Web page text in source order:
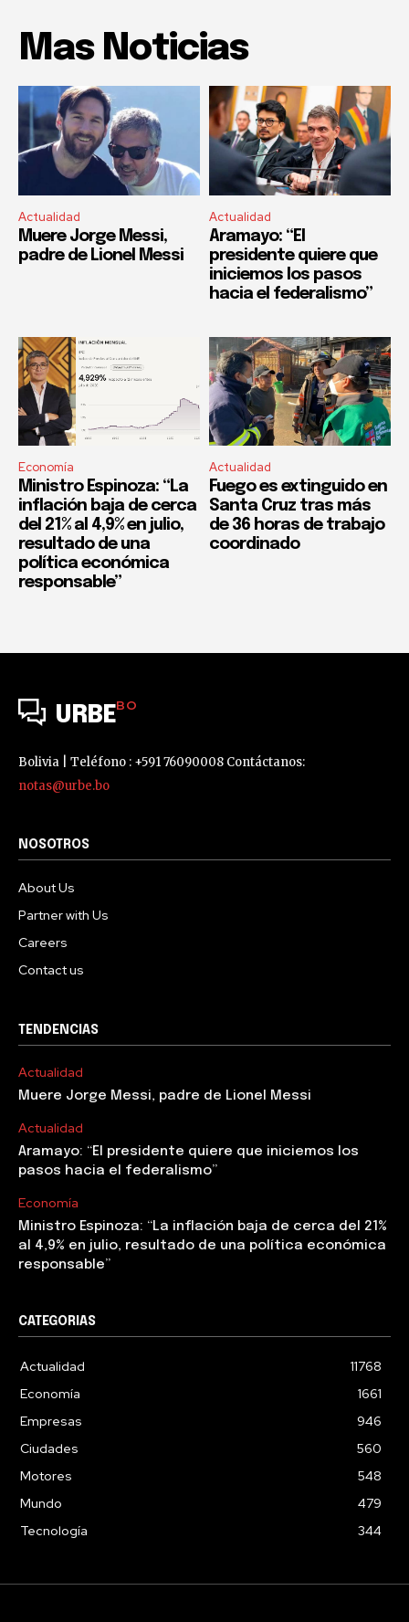
Mas Noticias
Actualidad
Muere Jorge Messi,
padre de Lionel Messi
Actualidad
Aramayo: “El
presidente quiere que
iniciemos los pasos
hacia el federalismo”
Economía
Ministro Espinoza: “La
inflación baja de cerca
del 21% al 4,9% en julio,
resultado de una
política económica
responsable”
Actualidad
Fuego es extinguido en
Santa Cruz tras más
de 36 horas de trabajo
coordinado
URBEBO
Bolivia | Teléfono : +591 76090008 Contáctanos:
notas@urbe.bo
NOSOTROS
About Us
Partner with Us
Careers
Contact us
TENDENCIAS
Actualidad
Muere Jorge Messi, padre de Lionel Messi
Actualidad
Aramayo: “El presidente quiere que iniciemos los
pasos hacia el federalismo”
Economía
Ministro Espinoza: “La inflación baja de cerca del 21%
al 4,9% en julio, resultado de una política económica
responsable”
CATEGORIAS
Actualidad
11768
Economía
1661
Empresas
946
Ciudades
560
Motores
548
Mundo
479
Tecnología
344